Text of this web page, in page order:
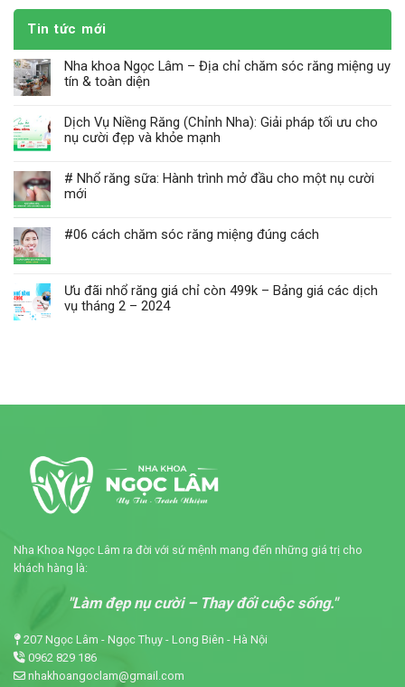
Tin tức mới
Nha khoa Ngọc Lâm – Địa chỉ chăm sóc răng miệng uy
tín & toàn diện
Dịch Vụ Niềng Răng (Chỉnh Nha): Giải pháp tối ưu cho
nụ cười đẹp và khỏe mạnh
# Nhổ răng sữa: Hành trình mở đầu cho một nụ cười
mới
#06 cách chăm sóc răng miệng đúng cách
Ưu đãi nhổ răng giá chỉ còn 499k – Bảng giá các dịch
vụ tháng 2 – 2024
Nha Khoa Ngọc Lâm ra đời với sứ mệnh mang đến những giá trị cho
khách hàng là:
"Làm đẹp nụ cười – Thay đổi cuộc sống."
207 Ngọc Lâm - Ngọc Thụy - Long Biên - Hà Nội
0962 829 186
nhakhoangoclam@gmail.com